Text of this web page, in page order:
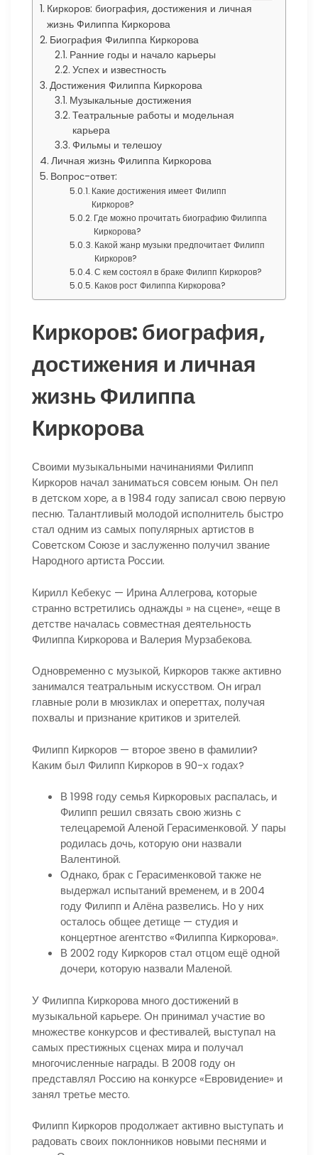
Киркоров: биография, достижения и личная
жизнь Филиппа Киркорова
Биография Филиппа Киркорова
Ранние годы и начало карьеры
Успех и известность
Достижения Филиппа Киркорова
Музыкальные достижения
Театральные работы и модельная
карьера
Фильмы и телешоу
Личная жизнь Филиппа Киркорова
Вопрос-ответ:
Какие достижения имеет Филипп
Киркоров?
Где можно прочитать биографию Филиппа
Киркорова?
Какой жанр музыки предпочитает Филипп
Киркоров?
С кем состоял в браке Филипп Киркоров?
Каков рост Филиппа Киркорова?
Киркоров: биография,
достижения и личная
жизнь Филиппа
Киркорова
Своими музыкальными начинаниями Филипп
Киркоров начал заниматься совсем юным. Он пел
в детском хоре, а в 1984 году записал свою первую
песню. Талантливый молодой исполнитель быстро
стал одним из самых популярных артистов в
Советском Союзе и заслуженно получил звание
Народного артиста России.
Кирилл Кебекус — Ирина Аллегрова, которые
странно встретились однажды » на сцене», «еще в
детстве началась совместная деятельность
Филиппа Киркорова и Валерия Мурзабекова.
Одновременно с музыкой, Киркоров также активно
занимался театральным искусством. Он играл
главные роли в мюзиклах и опереттах, получая
похвалы и признание критиков и зрителей.
Филипп Киркоров — второе звено в фамилии?
Каким был Филипп Киркоров в 90-х годах?
В 1998 году семья Киркоровых распалась, и
Филипп решил связать свою жизнь с
телецаремой Аленой Герасименковой. У пары
родилась дочь, которую они назвали
Валентиной.
Однако, брак с Герасименковой также не
выдержал испытаний временем, и в 2004
году Филипп и Алёна развелись. Но у них
осталось общее детище — студия и
концертное агентство «Филиппа Киркорова».
В 2002 году Киркоров стал отцом ещё одной
дочери, которую назвали Маленой.
У Филиппа Киркорова много достижений в
музыкальной карьере. Он принимал участие во
множестве конкурсов и фестивалей, выступал на
самых престижных сценах мира и получал
многочисленные награды. В 2008 году он
представлял Россию на конкурсе «Евровидение» и
занял третье место.
Филипп Киркоров продолжает активно выступать и
радовать своих поклонников новыми песнями и